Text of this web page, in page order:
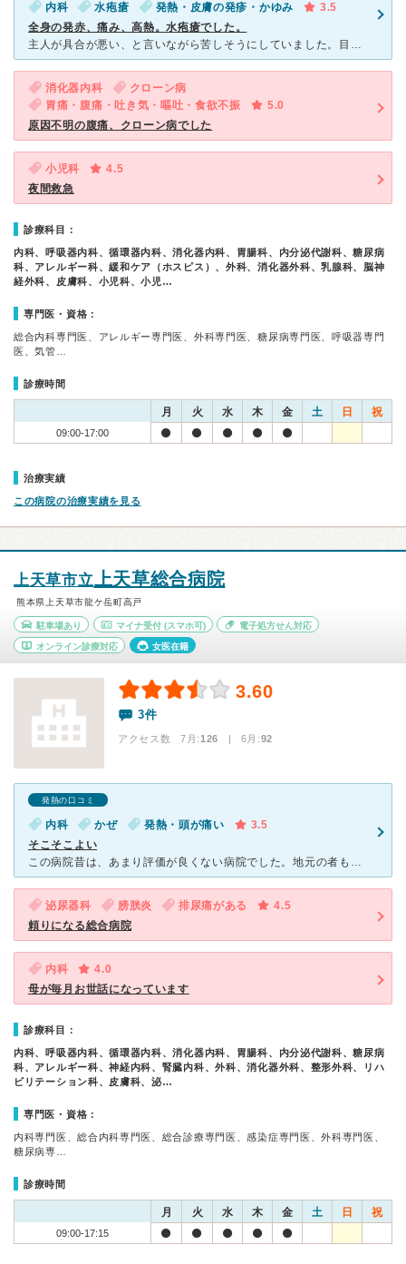
内科 水疱瘡 発熱・皮膚の発疹・かゆみ
3.5
全身の発赤、痛み、高熱。水疱瘡でした。
主人が具合が悪い、と言いながら苦しそうにしていました。目は充血、首や腕・背中に赤いブツブツがありました。 疲れるとよく熱を出すので、日曜だったこともあり、自宅で暫く様子を見ていました。 夕方には更
消化器内科
クローン病
胃痛・腹痛・吐き気・嘔吐・食欲不振
5.0
原因不明の腹痛、クローン病でした
小児科
4.5
夜間救急
診療科目：
内科、呼吸器内科、循環器内科、消化器内科、胃腸科、内分泌代謝科、糖尿病
科、アレルギー科、緩和ケア（ホスピス）、外科、消化器外科、乳腺科、脳神
経外科、皮膚科、小児科、小児…
専門医・資格：
総合内科専門医、アレルギー専門医、外科専門医、糖尿病専門医、呼吸器専門
医、気管…
診療時間
月 火 水 木 金 土 日 祝
09:00-17:00
治療実績
この病院の治療実績を見る
上天草市立上天草総合病院
熊本県上天草市龍ケ岳町高戸
駐車場あり マイナ受付(スマホ可) 電子処方せん対応
オンライン診療対応 女医在籍
3.60
3件
アクセス数 7月:126 | 6月:92
発熱の口コミ
内科 かぜ 発熱・頭が痛い
3.5
そこそこよい
この病院昔は、あまり評価が良くない病院でした。地元の者も若い者はあまり通わない病院で、自分も敬遠していました。理由あって久々行きましたが、施設は綺麗だし、働く人の教育も昔とは比べ物にならないほどされて
泌尿器科 膀胱炎 排尿痛がある
4.5
頼りになる総合病院
内科
4.0
母が毎月お世話になっています
診療科目：
内科、呼吸器内科、循環器内科、消化器内科、胃腸科、内分泌代謝科、糖尿病
科、アレルギー科、神経内科、腎臓内科、外科、消化器外科、整形外科、リハ
ビリテーション科、皮膚科、泌…
専門医・資格：
内科専門医、総合内科専門医、総合診療専門医、感染症専門医、外科専門医、
糖尿病専…
診療時間
月 火 水 木 金 土 日 祝
09:00-17:15